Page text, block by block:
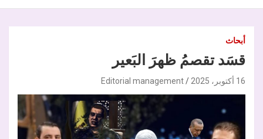
أبحاث
قسَد تقصمُ ظهرَ البَعير
16 أكتوبر، 2025 Editorial management